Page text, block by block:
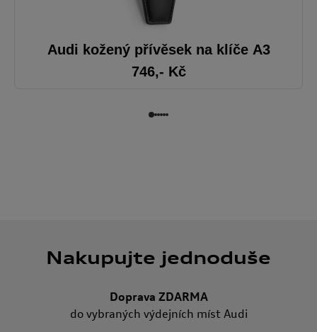
Audi kožený přívěsek na klíče A3
746,- Kč
Nakupujte jednoduše
Doprava ZDARMA
do vybraných výdejních míst Audi